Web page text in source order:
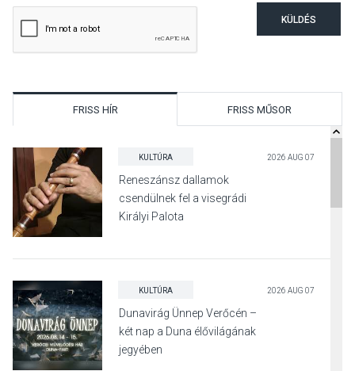
KÜLDÉS
FRISS HÍR FRISS MŰSOR
KULTÚRA 2026 AUG 07
Reneszánsz dallamok
csendülnek fel a visegrádi
Királyi Palota
KULTÚRA 2026 AUG 07
Dunavirág Ünnep Verőcén –
két nap a Duna élővilágának
jegyében